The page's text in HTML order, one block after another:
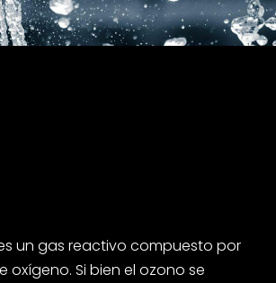
un gas reactivo compuesto por
oxígeno. Si bien el ozono se